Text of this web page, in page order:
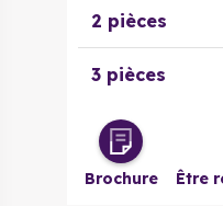
2 pièces
3 pièces
Brochure Être